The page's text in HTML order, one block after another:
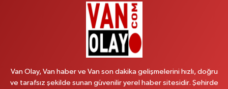
Yol Tarifi Al
Vanyolu Mahallesi, Kara Yusuf Bey Caddesi No:99 B Erciş Van
0 (432) 351 02 96 Yol Tarifi Al
Van Olay, Van haber ve Van son dakika gelişmelerini hızlı, doğru
ve tarafsız şekilde sunan güvenilir yerel haber sitesidir. Şehirde